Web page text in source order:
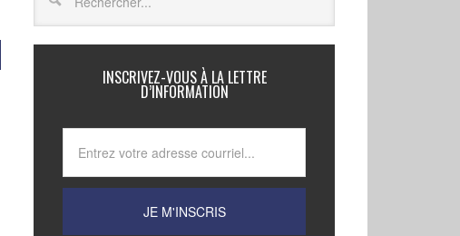
INSCRIVEZ-VOUS À LA LETTRE
D’INFORMATION